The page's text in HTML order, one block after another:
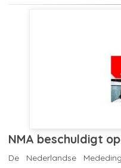
NMA beschuldigt
De Nederlandse